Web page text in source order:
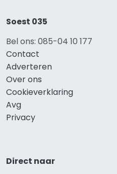
Soest 035
Bel ons: 085-04 10 177
Contact
Adverteren
Over ons
Cookieverklaring
Avg
Privacy
Direct naar